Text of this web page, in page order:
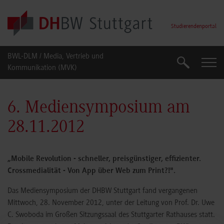
Skip to main content
Studierendenportal
BWL-DLM / Media, Vertrieb und
Kommunikation (MVK)
Suche Suche
6. Mediensymposium am
28.11.2012
„Mobile Revolution - schneller, preisgünstiger, effizienter.
Crossmedialität - Von App über Web zum Print?!".
Das Mediensymposium der DHBW Stuttgart fand vergangenen
Mittwoch, 28. November 2012, unter der Leitung von Prof. Dr. Uwe
C. Swoboda im Großen Sitzungssaal des Stuttgarter Rathauses statt.